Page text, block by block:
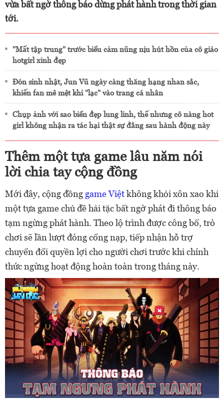
vừa bất ngờ thông báo dừng phát hành trong thời gian
tới.
"Mất tập trung" trước biểu cảm nũng nịu hút hồn của cô giáo
hotgirl xinh đẹp
Đón sinh nhật, Jun Vũ ngày càng thăng hạng nhan sắc,
khiến fan mê mệt khi "lạc" vào trang cá nhân
Chụp ảnh với sao biển đẹp lung linh, thế nhưng cô nàng hot
girl không nhận ra tác hại thật sự đằng sau hành động này
Thêm một tựa game lâu năm nói
lời chia tay cộng đồng
Mới đây, cộng đồng game Việtkhông khỏi xôn xao khi
một tựa game chủ đề hải tặc bất ngờ phát đi thông báo
tạm ngừng phát hành. Theo lộ trình được công bố, trò
chơi sẽ lần lượt đóng cổng nạp, tiếp nhận hỗ trợ
chuyển đổi quyền lợi cho người chơi trước khi chính
thức ngừng hoạt động hoàn toàn trong tháng này.